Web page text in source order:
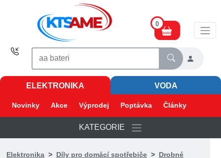
0
ELEKTRONIKA VODA
Novinky Akce Výprodej Poptávka Články
KATEGORIE
Elektronika> Díly pro domácí spotřebiče> Drobné